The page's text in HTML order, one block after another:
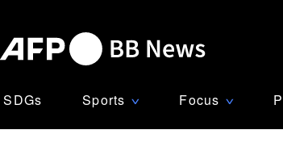
SDGs Sports ∨ Focus ∨